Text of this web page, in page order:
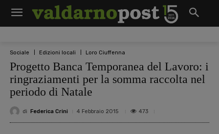
Sociale Edizioni locali Loro Ciuffenna
Progetto Banca Temporanea del Lavoro: i
ringraziamenti per la somma raccolta nel
periodo di Natale
di Federica Crini 4 Febbraio 2015 473